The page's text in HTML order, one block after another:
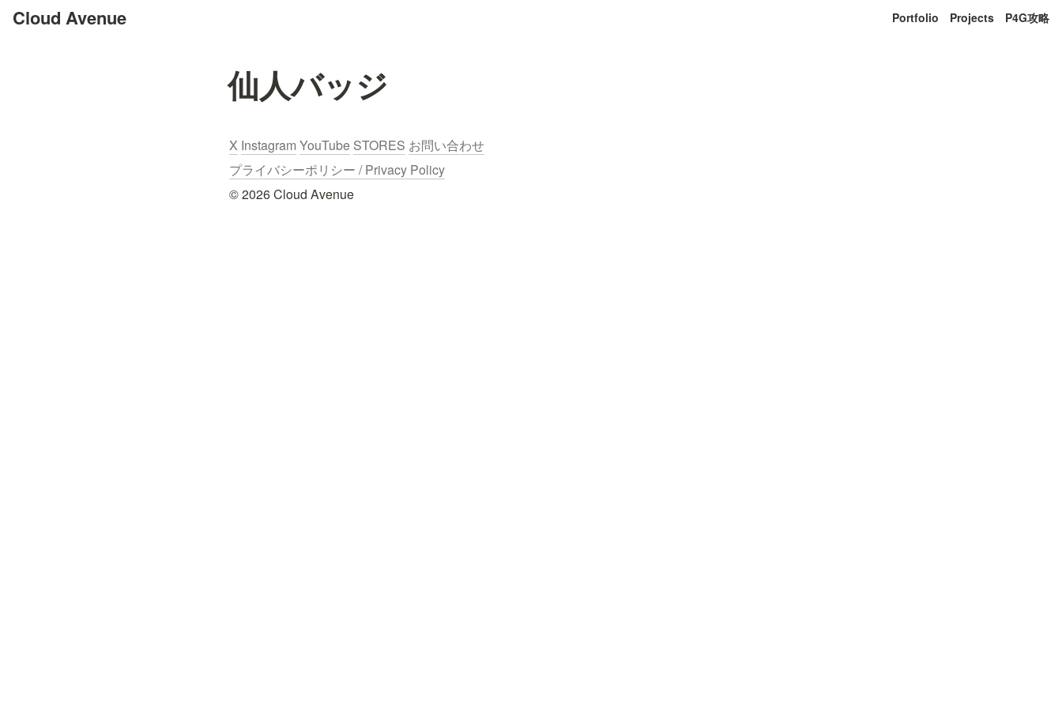
Cloud Avenue Portfolio Projects P4G攻略
仙人バッジ
X Instagram YouTube STORES お問い合わせ
プライバシーポリシー / Privacy Policy
© 2026 Cloud Avenue